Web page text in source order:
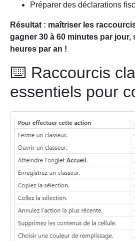
Préparer des déclarations
Résultat : maîtriser les
gagner 30 à 60 minutes par jour,
heures par an !
⌨️ Raccourcis
essentiels pour